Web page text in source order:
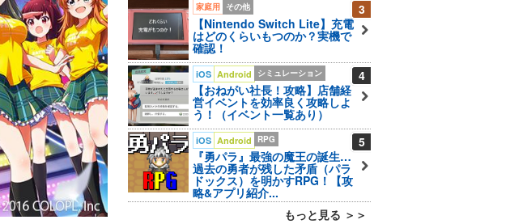
3
家庭用 その他
【Nintendo Switch Lite】充電
はどのくらいもつのか？実機で
確認！
4
iOS Android シミュレーション
【おねがい社長！攻略】店舗経
営イベントを効率良く攻略しよ
う！（イベント一覧あり）
5
iOS Android RPG
『勇パラ』最強の魔王の誕生…
過去の勇者が残した矛盾（パラ
ドックス）を明かすRPG！【攻
略&アプリ紹介...
もっと見る ＞＞